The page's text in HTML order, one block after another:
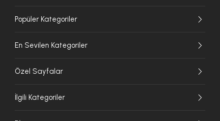
Popüler Kategoriler
En Sevilen Kategoriler
Özel Sayfalar
İlgili Kategoriler